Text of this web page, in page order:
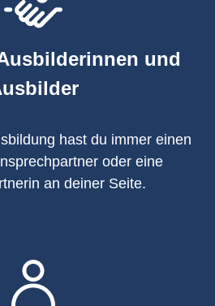
und
hast du immer einen
oder eine
an deiner Seite.